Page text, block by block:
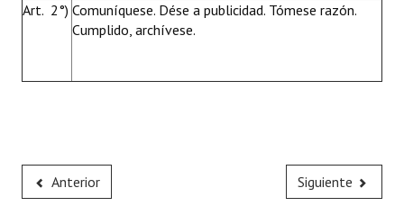
Art. 2°) Comuníquese. Dése a publicidad. Tómese razón.
Cumplido, archívese.
Anterior Siguiente